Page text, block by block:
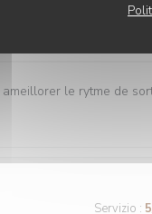
le rytme de
Servizio : 5